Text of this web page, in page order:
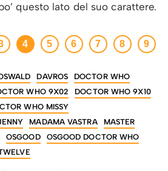
questo lato del suo carattere.
4 5 6 7 8 9
DAVROS
DOCTOR WHO
WHO 9X02
DOCTOR WHO 9X10
WHO MISSY
MADAMA VASTRA
MASTER
OSGOOD
OSGOOD DOCTOR WHO